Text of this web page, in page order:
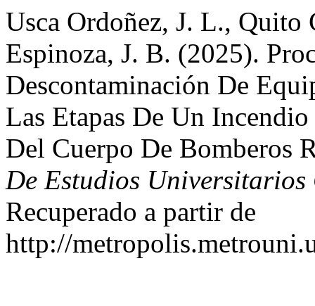
Usca Ordoñez, J. L., Quito
Espinoza, J. B. (2025).
Descontaminación De
Las Etapas De Un
Del Cuerpo De Bomberos
De Estudios Universitarios
Recuperado a partir de
http://